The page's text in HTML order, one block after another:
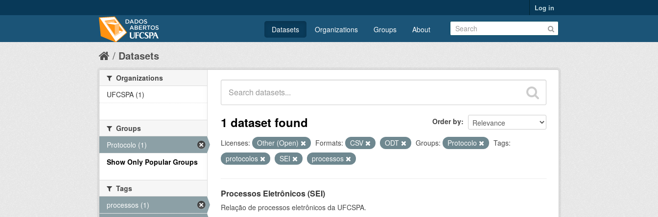
Log in
Datasets Organizations Groups About
Datasets
Order by
1 dataset found
Licenses: Other (Open) Formats: CSV ODT Groups: Protocolo
Tags:
protocolos
SEI processos
Processos Eletrônicos (SEI)
Relação de processos eletrônicos da UFCSPA.
Organizations
UFCSPA (1)
Groups
Protocolo (1)
Show Only Popular Groups
Tags
processos (1)